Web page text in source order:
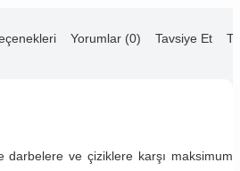
Yorumlar (0) Tavsiye Et
darbelere ve çiziklere karşı maksimum